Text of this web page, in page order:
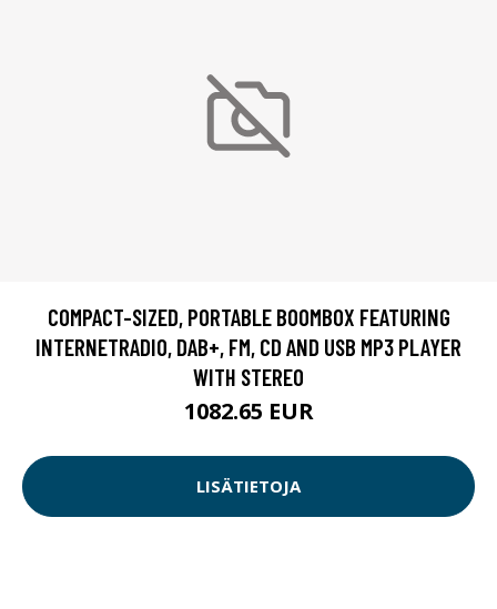
COMPACT-SIZED, PORTABLE BOOMBOX FEATURING
INTERNETRADIO, DAB+, FM, CD AND USB MP3 PLAYER
WITH STEREO
1082.65 EUR
LISÄTIETOJA